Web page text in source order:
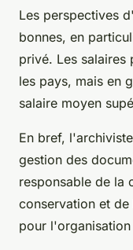
Les perspectives
bonnes, en
privé. Les salaires
les pays, mais en
salaire moyen
En bref,
gestion des
responsable de la
conservation et
pour